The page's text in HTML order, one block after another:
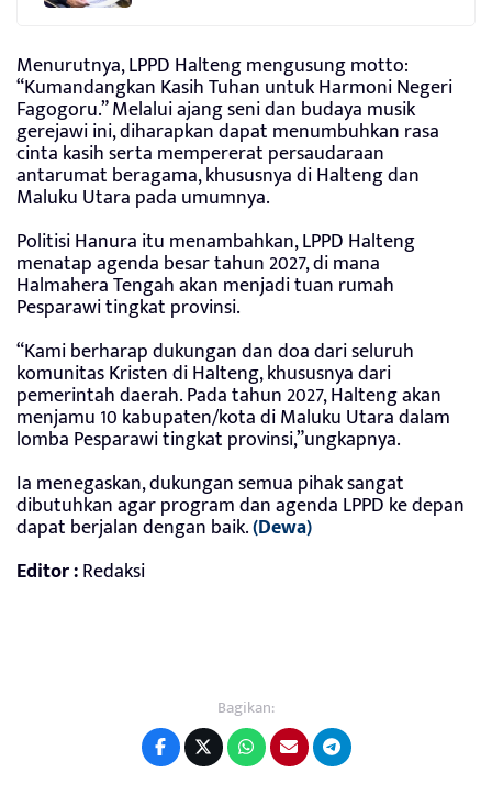
Menurutnya, LPPD Halteng mengusung motto:
“Kumandangkan Kasih Tuhan untuk Harmoni Negeri
Fagogoru.” Melalui ajang seni dan budaya musik
gerejawi ini, diharapkan dapat menumbuhkan rasa
cinta kasih serta mempererat persaudaraan
antarumat beragama, khususnya di Halteng dan
Maluku Utara pada umumnya.
Politisi Hanura itu menambahkan, LPPD Halteng
menatap agenda besar tahun 2027, di mana
Halmahera Tengah akan menjadi tuan rumah
Pesparawi tingkat provinsi.
“Kami berharap dukungan dan doa dari seluruh
komunitas Kristen di Halteng, khususnya dari
pemerintah daerah. Pada tahun 2027, Halteng akan
menjamu 10 kabupaten/kota di Maluku Utara dalam
lomba Pesparawi tingkat provinsi,”ungkapnya.
Ia menegaskan, dukungan semua pihak sangat
dibutuhkan agar program dan agenda LPPD ke depan
dapat berjalan dengan baik.(Dewa)
Editor :Redaksi
Bagikan: